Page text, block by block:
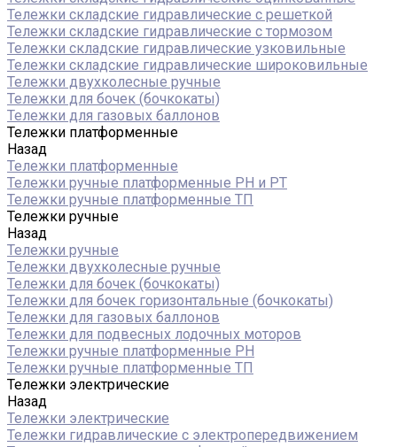
Тележки складские гидравлические с решеткой
Тележки складские гидравлические с тормозом
Тележки складские гидравлические узковильные
Тележки складские гидравлические широковильные
Тележки двухколесные ручные
Тележки для бочек (бочкокаты)
Тележки для газовых баллонов
Тележки платформенные
Назад
Тележки платформенные
Тележки ручные платформенные PH и PT
Тележки ручные платформенные ТП
Тележки ручные
Назад
Тележки ручные
Тележки двухколесные ручные
Тележки для бочек (бочкокаты)
Тележки для бочек горизонтальные (бочкокаты)
Тележки для газовых баллонов
Тележки для подвесных лодочных моторов
Тележки ручные платформенные PH
Тележки ручные платформенные ТП
Тележки электрические
Назад
Тележки электрические
Тележки гидравлические с электропередвижением